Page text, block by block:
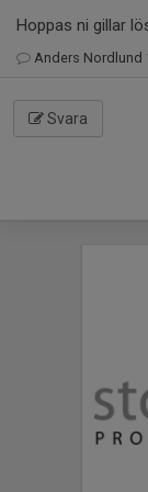
Hoppas ni gillar
Anders Nordlund
Svara